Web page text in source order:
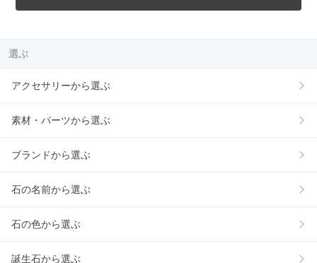
選ぶ
アクセサリーから選ぶ
素材・パーツから選ぶ
ブランドから選ぶ
石の名前から選ぶ
石の色から選ぶ
誕生石から選ぶ